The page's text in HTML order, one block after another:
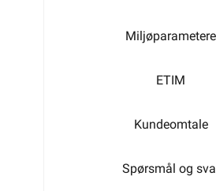
T160
Miljøparametere
ETIM
Kundeomtale
Spørsmål og